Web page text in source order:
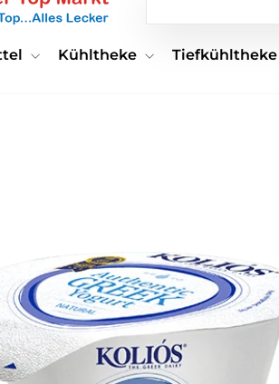
Kühltheke Tiefkühltheke